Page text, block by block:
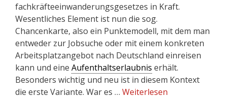
fachkräfteeinwanderungsgesetzes in Kraft.
Wesentliches Element ist nun die sog.
Chancenkarte, also ein Punktemodell, mit dem man
entweder zur Jobsuche oder mit einem konkreten
Arbeitsplatzangebot nach Deutschland einreisen
kann und eine Aufenthaltserlaubnis erhält.
Besonders wichtig und neu ist in diesem Kontext
die erste Variante. War es … Weiterlesen